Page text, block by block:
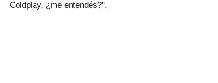
Coldplay, ¿me entendés?".